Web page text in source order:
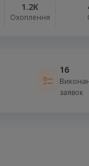
1.2K
Охоплення
16
заявок